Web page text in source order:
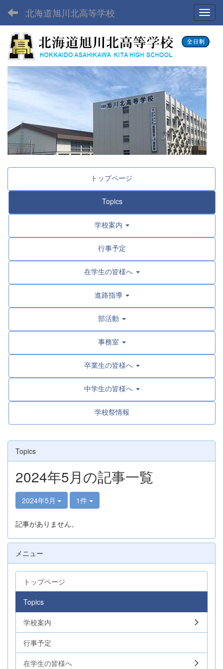
北海道旭川北高等学校
トップページ
Topics
学校案内
行事予定
在学生の皆様へ
進路指導
部活動
事務室
卒業生の皆様へ
中学生の皆様へ
学校祭情報
Topics
2024年5月の記事一覧
2024年5月 1件
記事がありません。
メニュー
トップページ
Topics
学校案内
行事予定
在学生の皆様へ